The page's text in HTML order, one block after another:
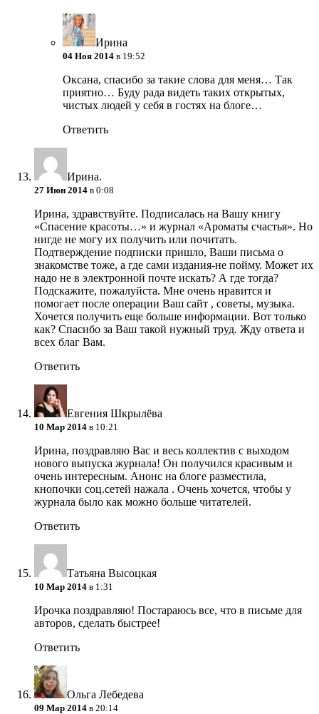
Ирина
04 Ноя 2014 в 19:52
Оксана, спасибо за такие слова для меня… Так
приятно… Буду рада видеть таких открытых,
чистых людей у себя в гостях на блоге…
Ответить
Ирина.
27 Июн 2014 в 0:08
Ирина, здравствуйте. Подписалась на Вашу книгу
«Спасение красоты…» и журнал «Ароматы счастья». Но
нигде не могу их получить или почитать.
Подтверждение подписки пришло, Ваши письма о
знакомстве тоже, а где сами издания-не пойму. Может их
надо не в электронной почте искать? А где тогда?
Подскажите, пожалуйста. Мне очень нравится и
помогает после операции Ваш сайт , советы, музыка.
Хочется получить еще больше информации. Вот только
как? Спасибо за Ваш такой нужный труд. Жду ответа и
всех благ Вам.
Ответить
Евгения Шкрылёва
10 Мар 2014 в 10:21
Ирина, поздравляю Вас и весь коллектив с выходом
нового выпуска журнала! Он получился красивым и
очень интересным. Анонс на блоге разместила,
кнопочки соц.сетей нажала . Очень хочется, чтобы у
журнала было как можно больше читателей.
Ответить
Татьяна Высоцкая
10 Мар 2014 в 1:31
Ирочка поздравляю! Постараюсь все, что в письме для
авторов, сделать быстрее!
Ответить
Ольга Лебедева
09 Мар 2014 в 20:14